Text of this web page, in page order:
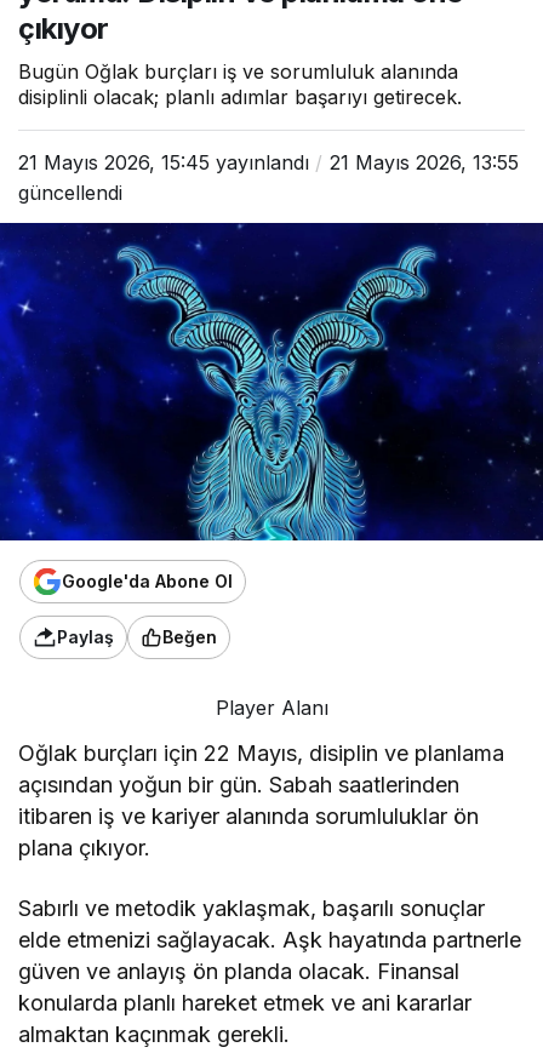
çıkıyor
Bugün Oğlak burçları iş ve sorumluluk alanında
disiplinli olacak; planlı adımlar başarıyı getirecek.
21 Mayıs 2026, 15:45 yayınlandı
21 Mayıs 2026, 13:55
güncellendi
Google'da Abone Ol
Paylaş Beğen
Player Alanı
Oğlak burçları için 22 Mayıs, disiplin ve planlama
açısından yoğun bir gün. Sabah saatlerinden
itibaren iş ve kariyer alanında sorumluluklar ön
plana çıkıyor.
Sabırlı ve metodik yaklaşmak, başarılı sonuçlar
elde etmenizi sağlayacak. Aşk hayatında partnerle
güven ve anlayış ön planda olacak. Finansal
konularda planlı hareket etmek ve ani kararlar
almaktan kaçınmak gerekli.